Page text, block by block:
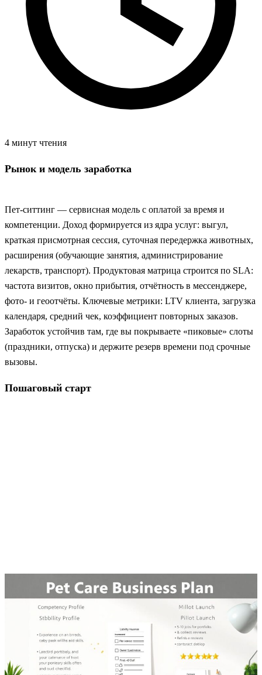
4 минут чтения
Рынок и модель заработка
Пет-ситтинг — сервисная модель с оплатой за время и
компетенции. Доход формируется из ядра услуг: выгул,
краткая присмотрная сессия, суточная передержка животных,
расширения (обучающие занятия, администрирование
лекарств, транспорт). Продуктовая матрица строится по SLA:
частота визитов, окно прибытия, отчётность в мессенджере,
фото- и геоотчёты. Ключевые метрики: LTV клиента, загрузка
календаря, средний чек, коэффициент повторных заказов.
Заработок устойчив там, где вы покрываете «пиковые» слоты
(праздники, отпуска) и держите резерв времени под срочные
вызовы.
Пошаговый старт